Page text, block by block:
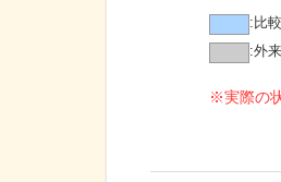
: 比
:外
※実際の